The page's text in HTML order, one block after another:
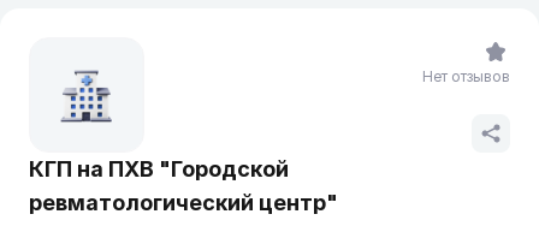
КГП на ПХВ "Городской
ревматологический центр"
Нет отзывов